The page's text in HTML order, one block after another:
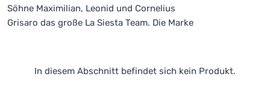
Schlafsäcke
Söhne Maximilian, Leonid und Cornelius
Grisaro das große La Siesta Team. Die Marke
des Unternehmens zeichnen sich durch
Produkte
In diesem Abschnitt befindet sich kein Produkt.